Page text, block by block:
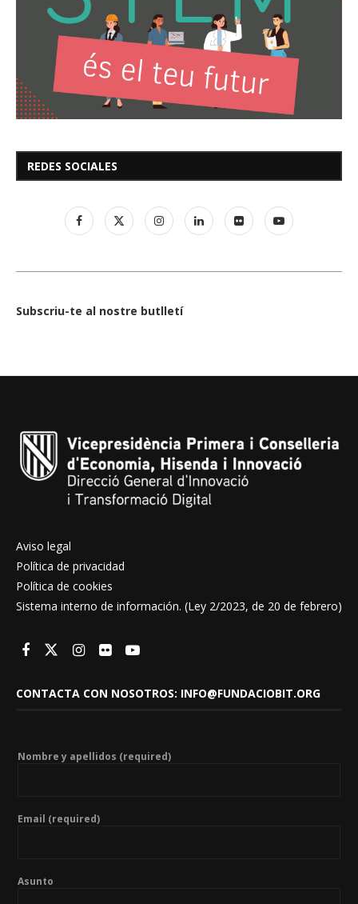
REDES SOCIALES
Subscriu-te al nostre butlletí
Aviso legal
Política de privacidad
Política de cookies
Sistema interno de información. (Ley 2/2023, de 20 de febrero)
CONTACTA CON NOSOTROS: INFO@FUNDACIOBIT.ORG
Nombre y apellidos (required)
Email (required)
Asunto